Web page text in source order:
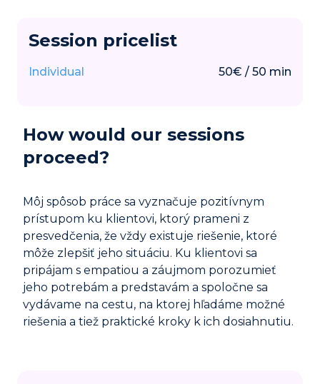
Session pricelist
Individual 50€ / 50 min
How would our sessions
proceed?
Môj spôsob práce sa vyznačuje pozitívnym
prístupom ku klientovi, ktorý prameni z
presvedčenia, že vždy existuje riešenie, ktoré
môže zlepšiť jeho situáciu. Ku klientovi sa
pripájam s empatiou a záujmom porozumieť
jeho potrebám a predstavám a spoločne sa
vydávame na cestu, na ktorej hľadáme možné
riešenia a tiež praktické kroky k ich dosiahnutiu.